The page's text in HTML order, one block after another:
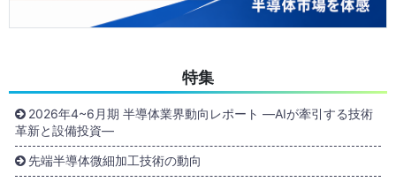
特集
2026年4~6月期 半導体業界動向レポート ―AIが牽引する技術
革新と設備投資―
先端半導体微細加工技術の動向